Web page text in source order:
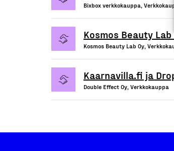
Bixbox verkkokauppa,
Kosmos Beauty Lab
Kosmos Beauty Lab Oy,
Kaarnavilla.fi ja
Double Effect Oy, Verkkokauppa